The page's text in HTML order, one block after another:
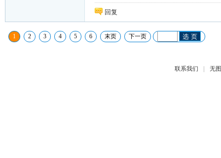
回复
1 2 3 4 5 6 末页 下一页 选 页
联系我们 | 无